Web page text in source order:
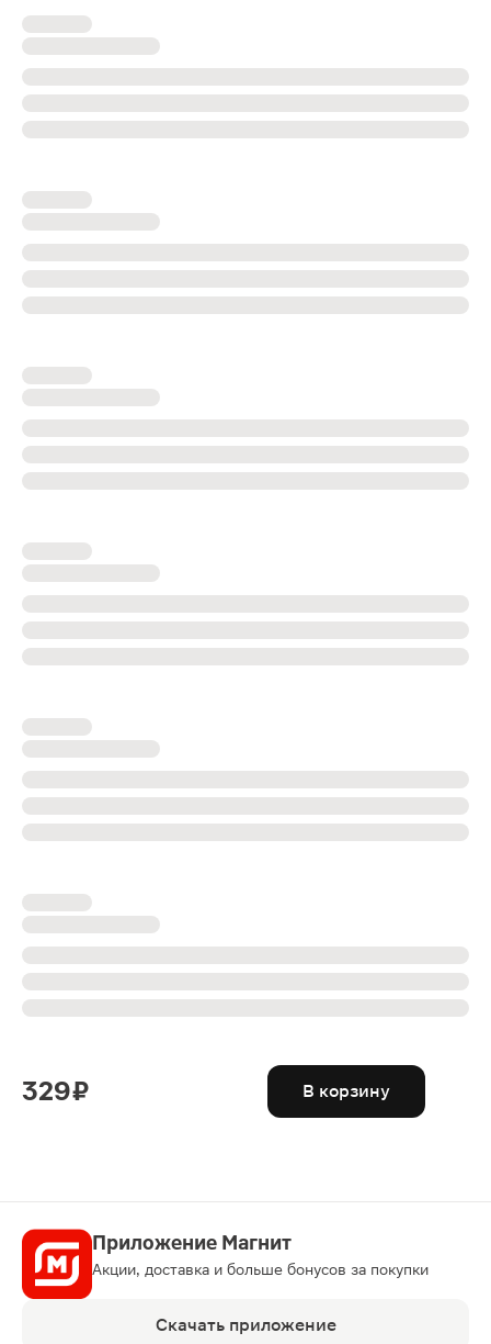
329 ₽ В корзину
Приложение Магнит
Акции, доставка и больше бонусов за покупки
Скачать приложение